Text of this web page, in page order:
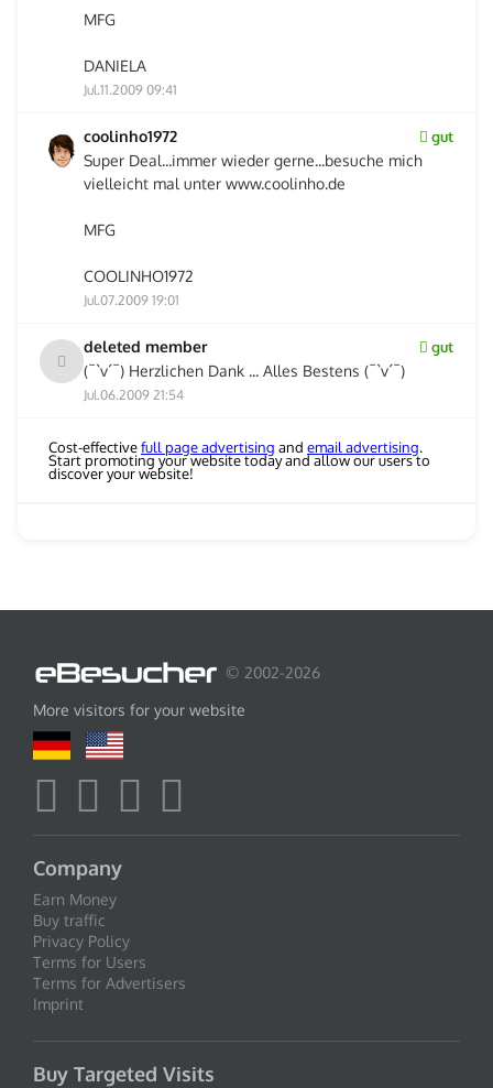
MFG
DANIELA
Jul.11.2009 09:41
coolinho1972 gut
Super Deal...immer wieder gerne...besuche mich
vielleicht mal unter www.coolinho.de
MFG
COOLINHO1972
Jul.07.2009 19:01
deleted member gut
(¯`v´¯) Herzlichen Dank ... Alles Bestens (¯`v´¯)
Jul.06.2009 21:54
Cost-effectivefull page advertising and email advertising.
Start promoting your website today and allow our users to
discover your website!
© 2002-2026
More visitors for your website
Company
Earn Money
Buy traffic
Privacy Policy
Terms for Users
Terms for Advertisers
Imprint
Buy Targeted Visits